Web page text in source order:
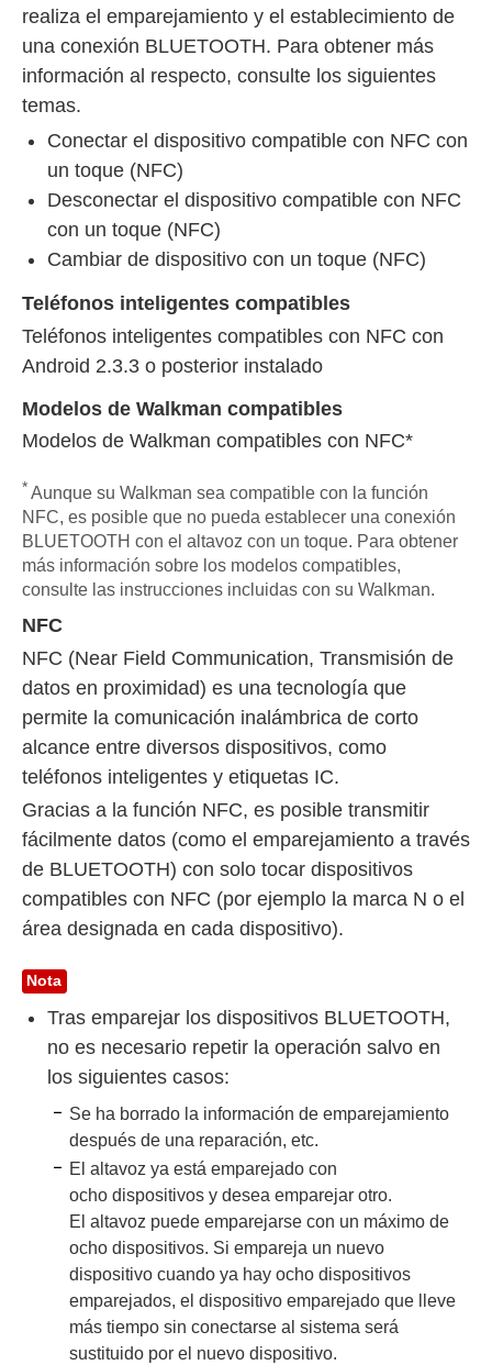
realiza el emparejamiento y el establecimiento de
una conexión BLUETOOTH. Para obtener más
información al respecto, consulte los siguientes
temas.
Conectar el dispositivo compatible con NFC con
un toque (NFC)
Desconectar el dispositivo compatible con NFC
con un toque (NFC)
Cambiar de dispositivo con un toque (NFC)
Teléfonos inteligentes compatibles
Teléfonos inteligentes compatibles con NFC con
Android 2.3.3 o posterior instalado
Modelos de Walkman compatibles
Modelos de Walkman compatibles con NFC*
* Aunque su Walkman sea compatible con la función
NFC, es posible que no pueda establecer una conexión
BLUETOOTH con el altavoz con un toque. Para obtener
más información sobre los modelos compatibles,
consulte las instrucciones incluidas con su Walkman.
NFC
NFC (Near Field Communication, Transmisión de
datos en proximidad) es una tecnología que
permite la comunicación inalámbrica de corto
alcance entre diversos dispositivos, como
teléfonos inteligentes y etiquetas IC.
Gracias a la función NFC, es posible transmitir
fácilmente datos (como el emparejamiento a través
de BLUETOOTH) con solo tocar dispositivos
compatibles con NFC (por ejemplo la marca N o el
área designada en cada dispositivo).
Nota
Tras emparejar los dispositivos BLUETOOTH,
no es necesario repetir la operación salvo en
los siguientes casos:
Se ha borrado la información de emparejamiento
después de una reparación, etc.
El altavoz ya está emparejado con
ocho dispositivos y desea emparejar otro.
El altavoz puede emparejarse con un máximo de
ocho dispositivos. Si empareja un nuevo
dispositivo cuando ya hay ocho dispositivos
emparejados, el dispositivo emparejado que lleve
más tiempo sin conectarse al sistema será
sustituido por el nuevo dispositivo.